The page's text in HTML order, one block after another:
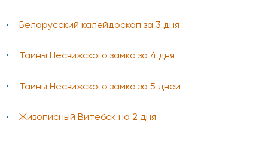
Белорусский калейдоскоп за 3 дня
Тайны Несвижского замка за 4 дня
Тайны Несвижского замка за 5 дней
Живописный Витебск на 2 дня